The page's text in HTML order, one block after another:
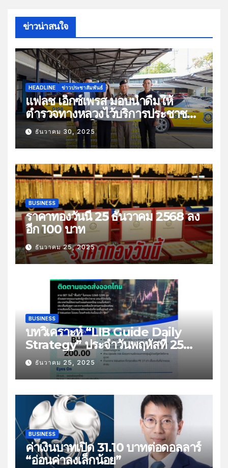
ข่าวน่าสนใจ
HEADLINE ข่าวประชาสัมพันธ์
แฟลช เอ็กซ์เพรส มอบน้ำดื่มให้
ตำรวจทางหลวงไว้บริการประชาชน
ช่วงเทศกาลปีใหม่
ธันวาคม 30, 2025
BUSINESS
ราคาทองวันนี้ 25 ธันวาคม 2568 ลง
อีก 100 บาท
ธันวาคม 25, 2025
BUSINESS
บทวิเคราะห์ “LIB Guide Daily
Strategy” ประจำวันพฤหัสที่ 25
ธันวาคม 2568 หัวข้อ “ติดตามยอด
ส่งออกไทย”
ธันวาคม 25, 2025
BUSINESS
ค่าเงินบาทเปิด 31.10 บาทต่อดอลลาร์
“อ่อนค่าลงเล็กน้อย”